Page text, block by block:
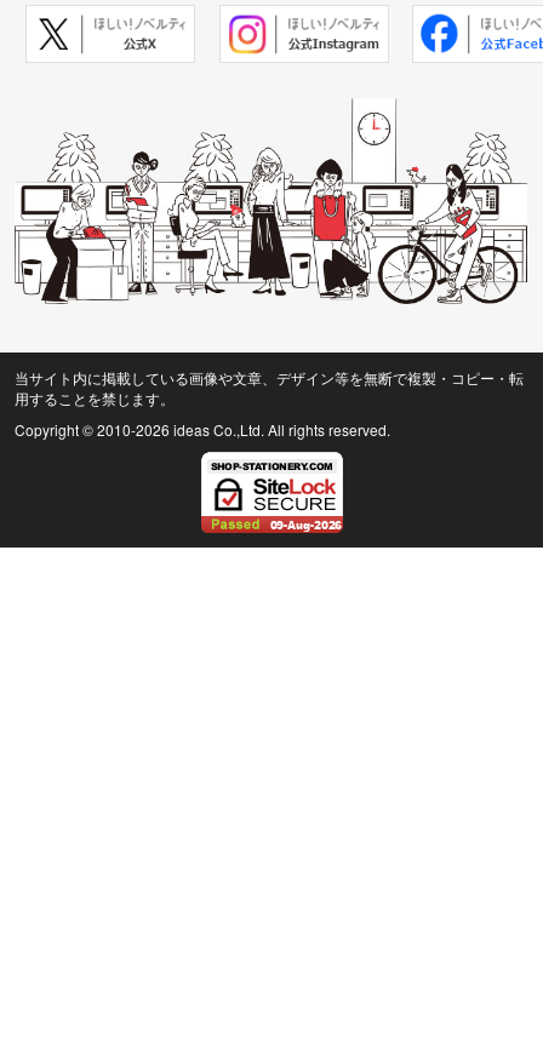
当サイト内に掲載している画像や文章、デザイン等を無断で複製・コピー・転
用することを禁じます。
Copyright © 2010-2026 ideas Co.,Ltd. All rights reserved.